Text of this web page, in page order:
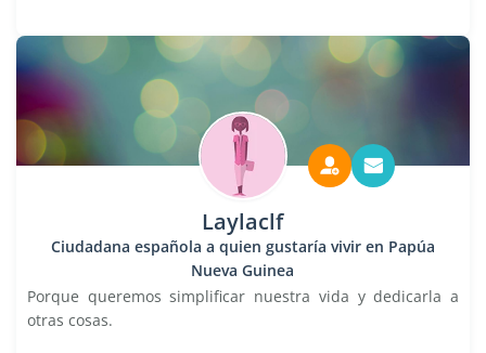
Laylaclf
Ciudadana española a quien gustaría vivir en Papúa
Nueva Guinea
Porque queremos simplificar nuestra vida y dedicarla a
otras cosas.